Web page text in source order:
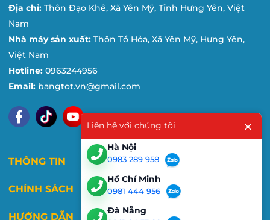
Địa chỉ: Thôn Đạo Khê, Xã Yên Mỹ, Tỉnh Hưng Yên, Việt
Nam
Nhà máy sản xuất: Thôn Tổ Hỏa, Xã Yên Mỹ, Hưng Yên,
Việt Nam
Hotline: 0963244956
Email: bangtot.vn@gmail.com
THÔNG TIN
CHÍNH SÁCH
HƯỚNG DẪN
Liên hệ với chúng tôi
Hà Nội
0983 289 958
Hồ Chí Minh
0981 444 956
Đà Nẵng